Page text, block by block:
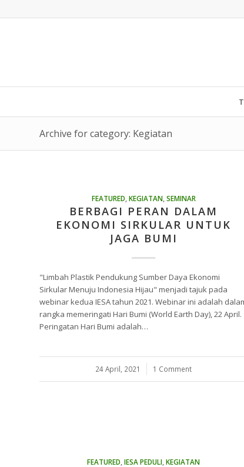
Archive for category: Kegiatan
FEATURED KEGIATAN, SEMINAR
BERBAGI PERAN DALAM
EKONOMI SIRKULAR UNTUK
JAGA BUMI
"Limbah Plastik Pendukung Sumber Daya Ekonomi
Sirkular Menuju Indonesia Hijau" menjadi tajuk pada
webinar kedua IESA tahun 2021. Webinar ini adalah
rangka memeringati Hari Bumi (World Earth Day), 22 April.
Peringatan Hari Bumi adalah…
24 April, 2021
/ 1 Comment
FEATURED ,IESA PEDULI ,KEGIATAN